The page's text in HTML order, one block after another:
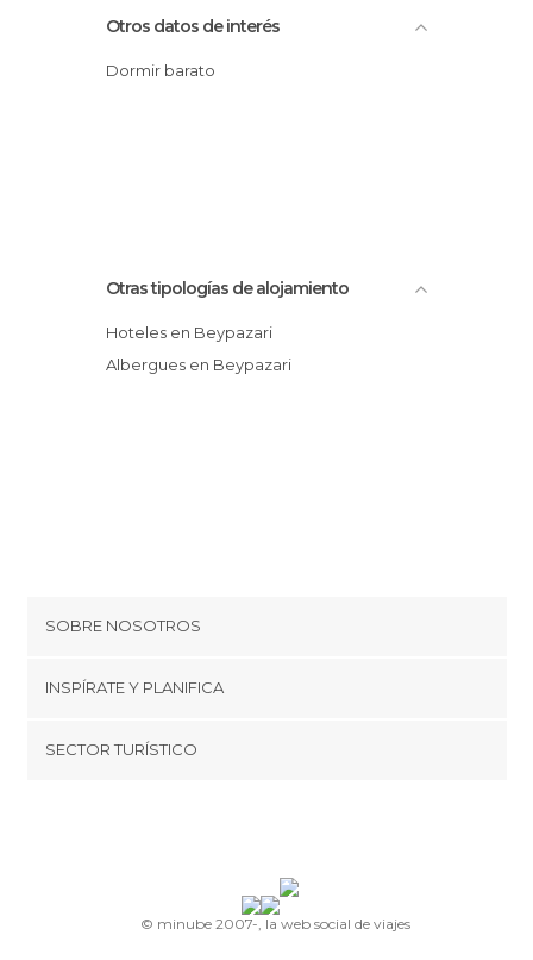
Otros datos de interés
Dormir barato
Otras tipologías de alojamiento
Hoteles en Beypazari
Albergues en Beypazari
SOBRE NOSOTROS
Cookies
Términos y condiciones
INSPÍRATE Y PLANIFICA
SECTOR TURÍSTICO
© minube 2007-, la web social de viajes